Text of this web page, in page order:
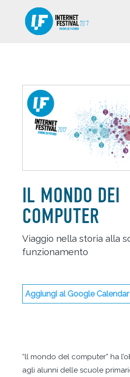
IL MONDO DEI
COMPUTER
Viaggio nella storia alla
funzionamento
Aggiungi al Google Calendar
“ll mondo del computer” ha
agli alunni delle scuole